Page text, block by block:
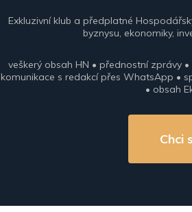
Exkluzivní klub a předplatné
byznysu, ekonomiky,
veškerý obsah HN • přednostní zprávy
komunikace s redakcí přes WhatsApp •
• obsah
Chci